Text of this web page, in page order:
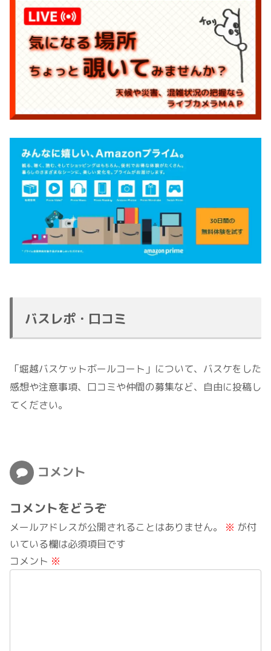
バスレポ・口コミ
「堀越バスケットボールコート」について、バスケをした
感想や注意事項、口コミや仲間の募集など、自由に投稿し
てください。
コメント
コメントをどうぞ
メールアドレスが公開されることはありません。 ※ が付
いている欄は必須項目です
コメント ※